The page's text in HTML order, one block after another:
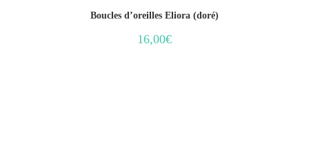
Boucles d’oreilles Eliora (doré)
16,00€